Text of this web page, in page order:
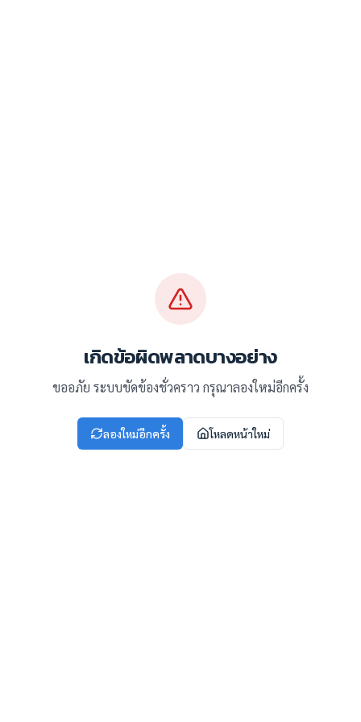
เกิดข้อผิดพลาดบางอย่าง
ขออภัย ระบบขัดข้องชั่วคราว กรุณาลองใหม่อีกครั้ง
ลองใหม่อีกครั้ง โหลดหน้าใหม่